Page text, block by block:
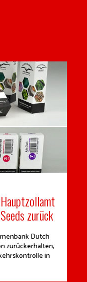
zurück
Dutch
zurückerhalten,
in